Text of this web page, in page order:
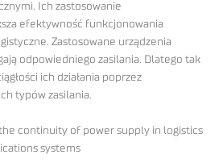
Ich zastosowanie
efektywność funkcjonowania
Zastosowane urządzenia
odpowiedniego zasilania. Dlatego tak
ich działania poprzez
typów zasilania.
continuity of power supply in logistics
systems